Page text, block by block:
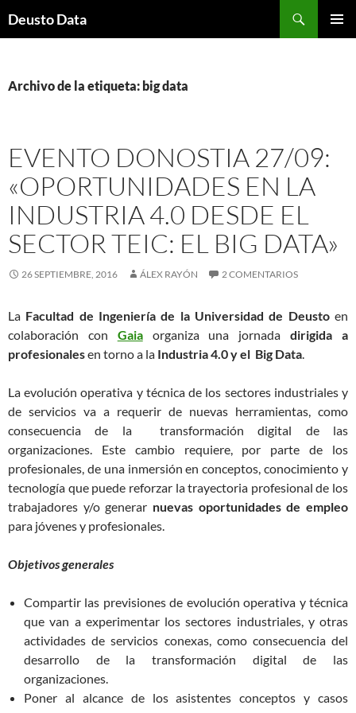
Deusto Data
Archivo de la etiqueta: big data
EVENTO DONOSTIA 27/09:
«OPORTUNIDADES EN LA
INDUSTRIA 4.0 DESDE EL
SECTOR TEIC: EL BIG DATA»
26 SEPTIEMBRE, 2016 ÁLEX RAYÓN 2 COMENTARIOS
La Facultad de Ingeniería de la Universidad de Deustoen
colaboración con Gaia organiza una jornadadirigida a
profesionalesen torno a la Industria 4.0 y el Big Data.
La evolución operativa y técnica de los sectores industriales y
de servicios va a requerir de nuevas herramientas, como
consecuencia de la transformación digital de las
organizaciones. Este cambio requiere, por parte de los
profesionales, de una inmersión en conceptos, conocimiento y
tecnología que puede reforzar la trayectoria profesional de los
trabajadores y/o generar nuevas oportunidades de empleo
para jóvenes y profesionales.
Objetivos generales
Compartir las previsiones de evolución operativa y técnica
que van a experimentar los sectores industriales, y otras
actividades de servicios conexas, como consecuencia del
desarrollo de la transformación digital de las
organizaciones.
Poner al alcance de los asistentes conceptos y casos